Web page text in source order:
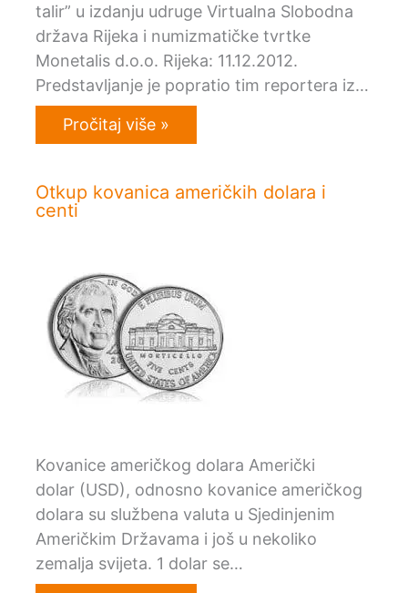
talir” u izdanju udruge Virtualna Slobodna
država Rijeka i numizmatičke tvrtke
Monetalis d.o.o. Rijeka: 11.12.2012.
Predstavljanje je popratio tim reportera iz…
Pročitaj više »
Otkup kovanica američkih dolara i
centi
Kovanice američkog dolara Američki
dolar (USD), odnosno kovanice američkog
dolara su službena valuta u Sjedinjenim
Američkim Državama i još u nekoliko
zemalja svijeta. 1 dolar se…